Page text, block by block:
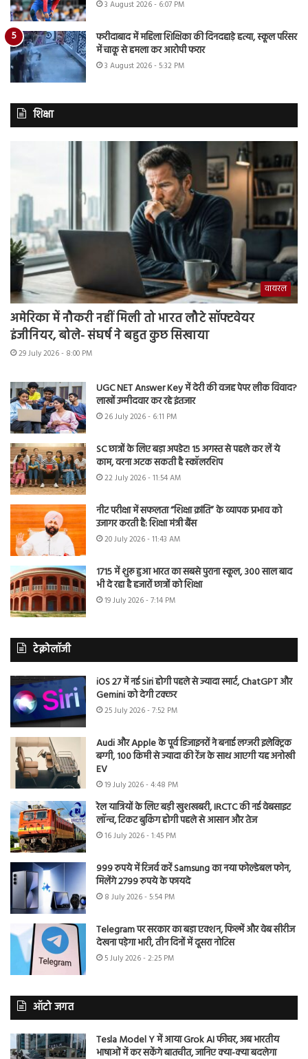
3 August 2026 - 6:07 PM
फरीदाबाद में महिला शिक्षिका की दिनदहाड़े हत्या, स्कूल परिसर
में चाकू से हमला कर आरोपी फरार
3 August 2026 - 5:32 PM
शिक्षा
वायरल
अमेरिका में नौकरी नहीं मिली तो भारत लौटे सॉफ्टवेयर
इंजीनियर, बोले- संघर्ष ने बहुत कुछ सिखाया
29 July 2026 - 8:00 PM
UGC NET Answer Key में देरी की वजह पेपर लीक विवाद?
लाखों उम्मीदवार कर रहे इंतजार
26 July 2026 - 6:11 PM
SC छात्रों के लिए बड़ा अपडेट! 15 अगस्त से पहले कर लें ये
काम, वरना अटक सकती है स्कॉलरशिप
22 July 2026 - 11:54 AM
नीट परीक्षा में सफलता “शिक्षा क्रांति” के व्यापक प्रभाव को
उजागर करती है: शिक्षा मंत्री बैंस
20 July 2026 - 11:43 AM
1715 में शुरू हुआ भारत का सबसे पुराना स्कूल, 300 साल बाद
भी दे रहा है हजारों छात्रों को शिक्षा
19 July 2026 - 7:14 PM
टेक्नोलॉजी
iOS 27 में नई Siri होगी पहले से ज्यादा स्मार्ट, ChatGPT और
Gemini को देगी टक्कर
25 July 2026 - 7:52 PM
Audi और Apple के पूर्व डिजाइनरों ने बनाई लग्जरी इलेक्ट्रिक
बग्गी, 100 किमी से ज्यादा की रेंज के साथ आएगी यह अनोखी
EV
19 July 2026 - 4:48 PM
रेल यात्रियों के लिए बड़ी खुशखबरी, IRCTC की नई वेबसाइट
लॉन्च, टिकट बुकिंग होगी पहले से आसान और तेज
16 July 2026 - 1:45 PM
999 रुपये में रिजर्व करें Samsung का नया फोल्डेबल फोन,
मिलेंगे 2799 रुपये के फायदे
8 July 2026 - 5:54 PM
Telegram पर सरकार का बड़ा एक्शन, फिल्में और वेब सीरीज
देखना पड़ेगा भारी, तीन दिनों में दूसरा नोटिस
5 July 2026 - 2:25 PM
ऑटो जगत
Tesla Model Y में आया Grok AI फीचर, अब भारतीय
भाषाओं में कर सकेंगे बातचीत, जानिए क्या-क्या बदलेगा